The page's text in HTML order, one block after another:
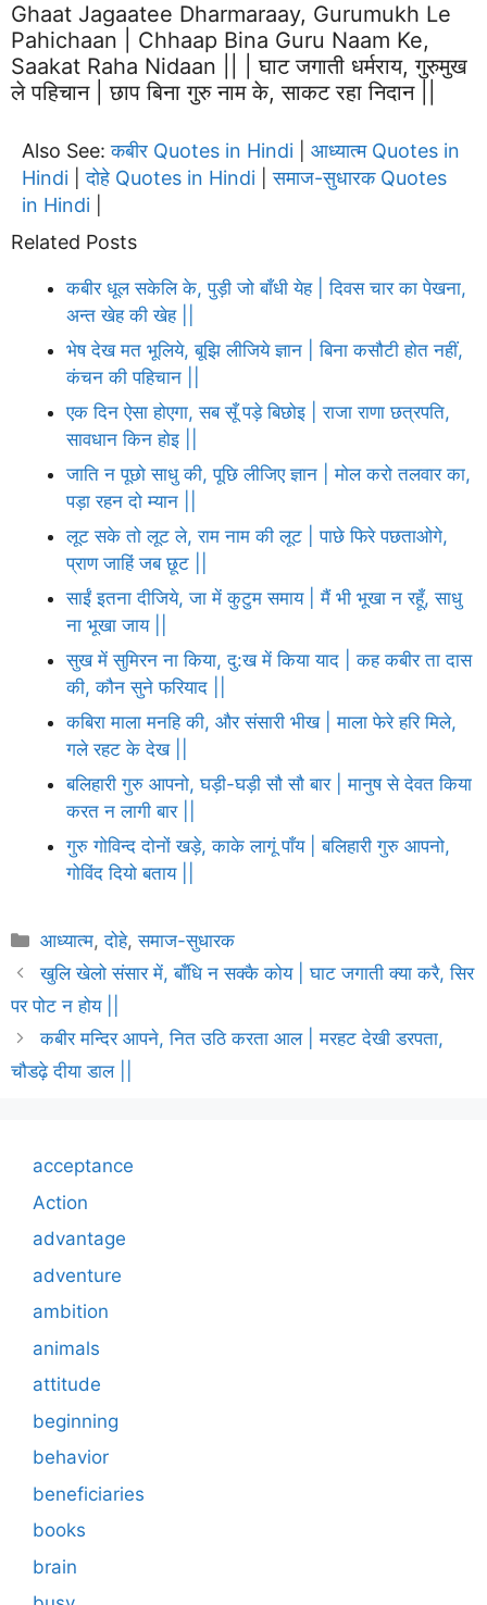
Ghaat Jagaatee Dharmaraay, Gurumukh Le
Pahichaan | Chhaap Bina Guru Naam Ke,
Saakat Raha Nidaan || | घाट जगाती धर्मराय, गुरुमुख
ले पहिचान | छाप बिना गुरु नाम के, साकट रहा निदान ||
Also See:कबीर Quotes in Hindi
आध्यात्म Quotes in
Hindi |दोहे Quotes in Hindi |समाज-सुधारक Quotes
in Hindi
Related Posts
कबीर धूल सकेलि के, पुड़ी जो बाँधी येह | दिवस चार का पेखना,
अन्त खेह की खेह ||
भेष देख मत भूलिये, बूझि लीजिये ज्ञान | बिना कसौटी होत नहीं,
कंचन की पहिचान ||
एक दिन ऐसा होएगा, सब सूँ पड़े बिछोइ | राजा राणा छत्रपति,
सावधान किन होइ ||
जाति न पूछो साधु की, पूछि लीजिए ज्ञान | मोल करो तलवार का,
पड़ा रहन दो म्यान ||
लूट सके तो लूट ले, राम नाम की लूट | पाछे फिरे पछताओगे,
प्राण जाहिं जब छूट ||
साईं इतना दीजिये, जा में कुटुम समाय | मैं भी भूखा न रहूँ, साधु
ना भूखा जाय ||
सुख में सुमिरन ना किया, दु:ख में किया याद | कह कबीर ता दास
की, कौन सुने फरियाद ||
कबिरा माला मनहि की, और संसारी भीख | माला फेरे हरि मिले,
गले रहट के देख ||
बलिहारी गुरु आपनो, घड़ी-घड़ी सौ सौ बार | मानुष से देवत किया
करत न लागी बार ||
गुरु गोविन्द दोनों खड़े, काके लागूं पाँय | बलिहारी गुरु आपनो,
गोविंद दियो बताय ||
Categories
आध्यात्म,दोहे,समाज-सुधारक
खुलि खेलो संसार में, बाँधि न सक्कै कोय | घाट जगाती क्या करै, सिर
पर पोट न होय ||
कबीर मन्दिर आपने, नित उठि करता आल | मरहट देखी डरपता,
चौडढ़े दीया डाल ||
acceptance
Action
advantage
adventure
ambition
animals
attitude
beginning
behavior
beneficiaries
books
brain